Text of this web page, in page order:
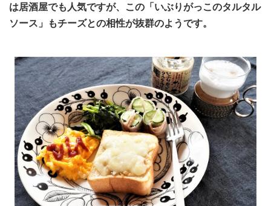
は居酒屋でも人気ですが、この「いぶりがっこのタルタル
ソース」もチーズとの相性が抜群のようです。